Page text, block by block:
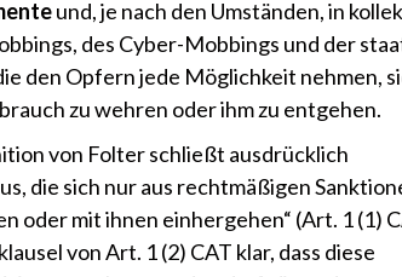
und, je nach den Umständen, in
des Cyber-Mobbings und der
den Opfern jede Möglichkeit nehmen,
zu wehren oder ihm zu entgehen.
von Folter schließt ausdrücklich
die sich nur aus rechtmäßigen
oder mit ihnen einhergehen“ (Art. 1 (1)
von Art. 1 (2) CAT klar, dass diese